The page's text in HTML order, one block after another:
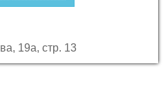
19а, стр. 13